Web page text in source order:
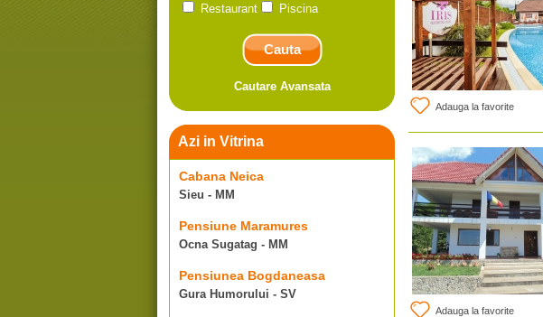
Restaurant Piscina
Cautare Avansata
Azi in Vitrina
Cabana Neica
Sieu - MM
Pensiune Maramures
Ocna Sugatag - MM
Pensiunea Bogdaneasa
Gura Humorului - SV
Adauga la favorite
Adauga la favorite